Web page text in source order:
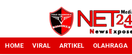
HOME VIRAL ARTIKEL OLAHRAGA